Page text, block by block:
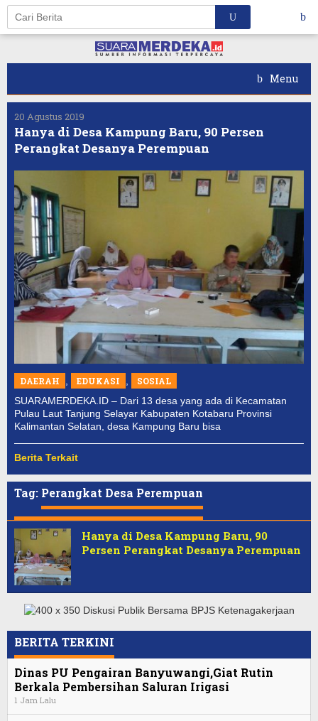
Skip
content
Menu
20 Agustus 2019
Hanya di Desa Kampung Baru, 90 Persen
Perangkat Desanya Perempuan
DAERAH , EDUKASI ,
SOSIAL
SUARAMERDEKA.ID – Dari 13 desa yang ada di Kecamatan
Pulau Laut Tanjung Selayar Kabupaten Kotabaru Provinsi
Kalimantan Selatan, desa Kampung Baru bisa
Berita Terkait
Tag: Perangkat Desa Perempuan
Hanya di Desa Kampung Baru, 90
Persen Perangkat Desanya Perempuan
BERITA TERKINI
Dinas PU Pengairan Banyuwangi,Giat Rutin
Berkala Pembersihan Saluran Irigasi
1 Jam Lalu